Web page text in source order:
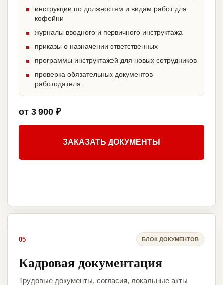
инструкции по должностям и видам работ для
кофейни
журналы вводного и первичного инструктажа
приказы о назначении ответственных
программы инструктажей для новых сотрудников
проверка обязательных документов
работодателя
от 3 900 ₽
ЗАКАЗАТЬ ДОКУМЕНТЫ
05 БЛОК ДОКУМЕНТОВ
Кадровая документация
Трудовые документы, согласия, локальные акты